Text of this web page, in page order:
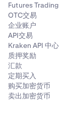
Futures Trading
OTC交易
企业账户
API交易
Kraken API 中心
质押奖励
汇款
定期买入
购买加密货币
卖出加密货币